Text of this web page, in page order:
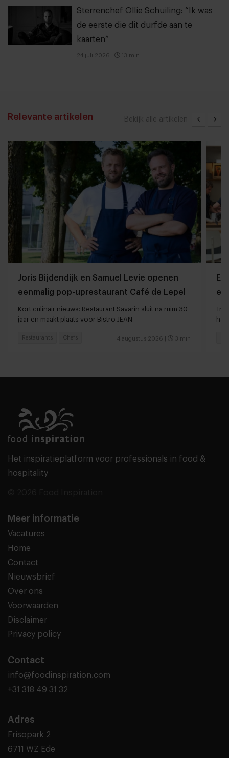
Sterrenchef Ollie Schuiling: “Ik was
de eerste die dit durfde aan te
kaarten”
24 juli 2026 13 min
Bekijk alle artikelen
Relevante artikelen
Joris Bijdendijk en Samuel Levie openen
eenmalig pop-uprestaurant Café de Lepel
Kort culinair nieuws: Restaurant Savarin sluit na ruim 30
jaar en maakt plaats voor Bistro JEAN
4 augustus 2026 3 min
Restaurants Chefs
Het inspiratieplatform voor professionals in food &
hospitality
Meer informatie
Vacatures
Home
Contact
Nieuwsbrief
Over ons
Voorwaarden
Disclaimer
Privacy policy
Contact
info@foodinspiration.com
+31 318 49 31 32
Adres
Frisopark 2
6711 WZ Ede